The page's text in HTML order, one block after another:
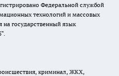
Федеральной службой
технологий и массовых
государственный язык
криминал, ЖКХ,